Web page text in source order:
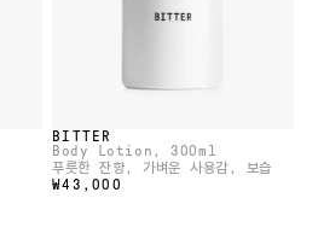
BITTER
Body Lotion , 300ml
푸릇한 잔향, 가벼운 사용감, 보습
₩43,000